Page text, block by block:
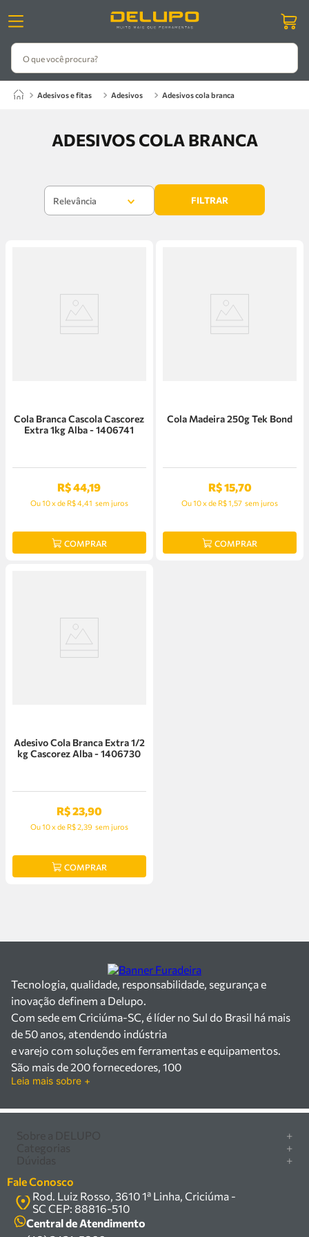
O que você procura?
adesivos e fitas adesivos adesivos cola branca
ADESIVOS COLA BRANCA
Relevância FILTRAR
Cola Branca Cascola Cascorez
Extra 1kg Alba - 1406741
R$44,19
Ou10xde R$ 4,41 sem juros
COMPRAR
Cola Madeira 250g Tek Bond
R$15,70
Ou10xde R$ 1,57 sem juros
COMPRAR
Adesivo Cola Branca Extra 1/2
kg Cascorez Alba - 1406730
R$23,90
Ou10xde R$ 2,39 sem juros
COMPRAR
Tecnologia, qualidade, responsabilidade, segurança e
inovação definem a Delupo.
Com sede em Criciúma-SC, é líder no Sul do Brasil há mais
de 50 anos, atendendo indústria
e varejo com soluções em ferramentas e equipamentos.
São mais de 200 fornecedores, 100
mil itens à pronta entrega e uma equipe qualificada em
Há mais de 50 anos no mercado, a Delupo é referência em
setores industrial e varejista com um amplo portfólio de
produtos à pronta entrega.
Trabalhamos com mais de 200 fornecedores parceiros e
um estoque com mais de
Leia mais sobre +
+
Marcas
Política de privacidade
Política de entrega
+
Serra circular
Compressor
Caixa Organizadora
+
Como comprar
Central de ajuda
Troca, devolução e garantia
Fale Conosco
Rod. Luiz Rosso, 3610 1ª Linha, Criciúma -
SC CEP: 88816-510
Central de Atendimento